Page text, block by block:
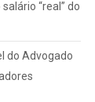
“real” do
do Advogado